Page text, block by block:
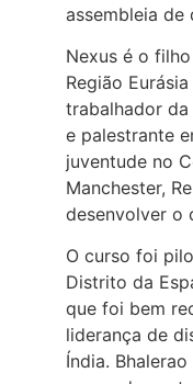
assembleia de
Nexus é o
Região
trabalhador
e palestrante
juventude no
Manchester,
desenvolver o
O curso foi
Distrito da
que foi bem
liderança de
Índia.